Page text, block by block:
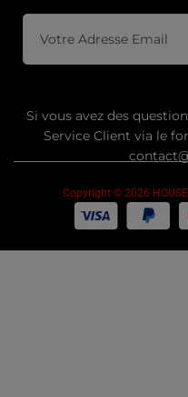
Si vous avez des
Service Client via le
Copyright © 2026